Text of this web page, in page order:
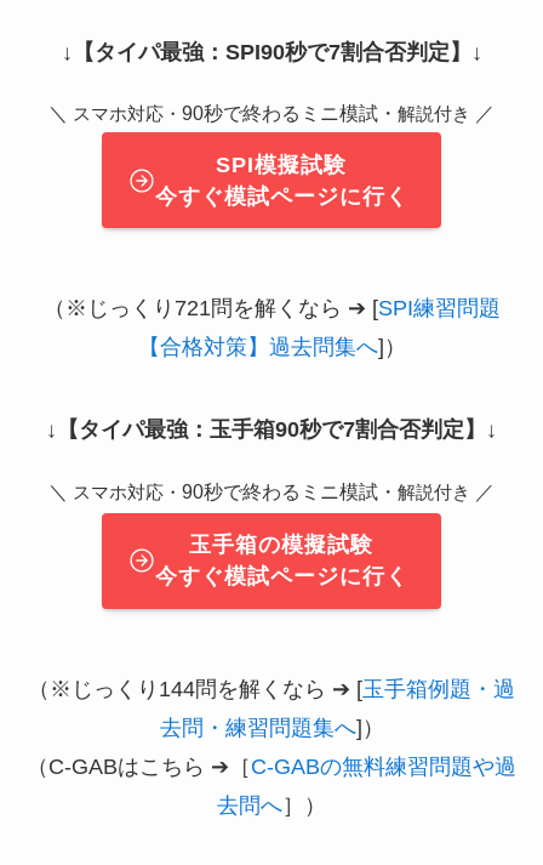
↓ 【タイパ最強：SPI90秒で7割合否判定】 ↓
＼ スマホ対応・ 90秒で終わるミニ模試・ 解説付き ／
SPI模擬試験
今すぐ模試ページに行く
（※じっくり721問を解くなら ➔ [SPI練習問題
【合格対策】過去問集へ]）
↓ 【タイパ最強：玉手箱90秒で7割合否判定】 ↓
＼ スマホ対応・ 90秒で終わるミニ模試・ 解説付き ／
玉手箱の模擬試験
今すぐ模試ページに行く
（※じっくり144問を解くなら ➔ [玉手箱例題・過
去問・練習問題集へ]）
（C-GABはこちら ➔［C-GABの無料練習問題や過
去問へ］）